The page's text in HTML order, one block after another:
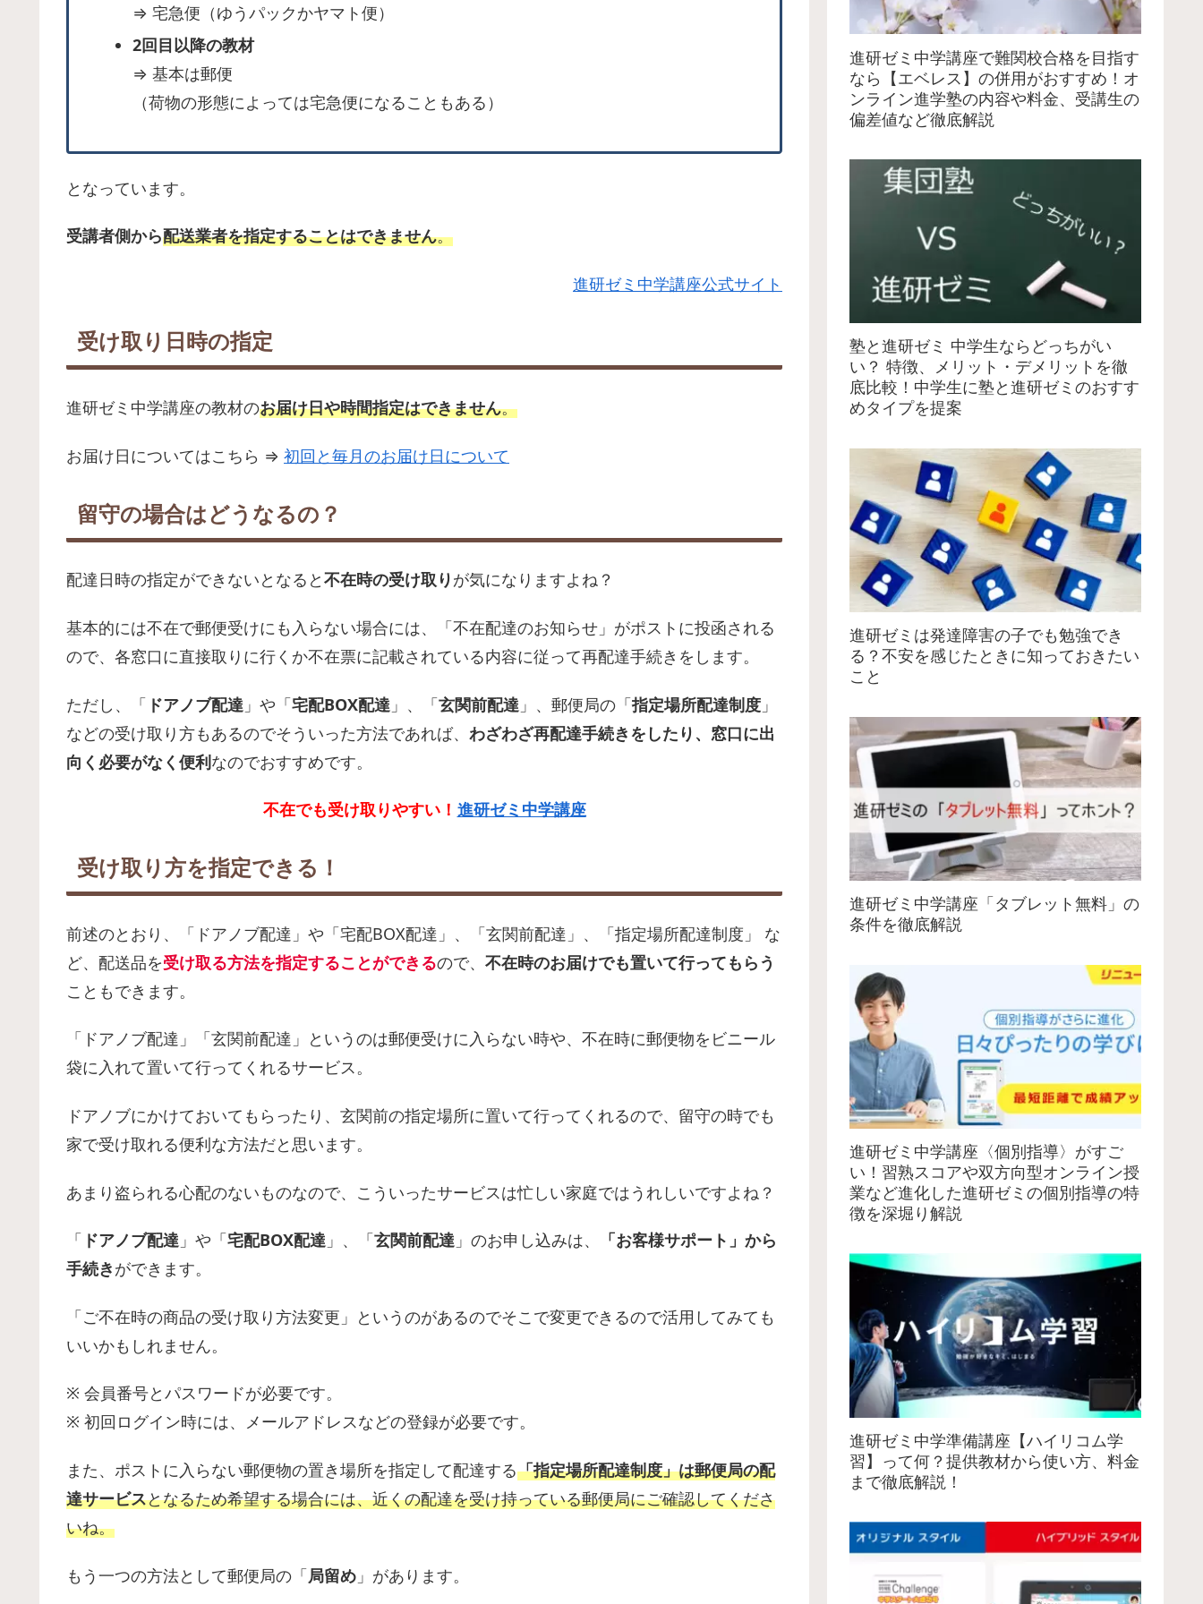
⇒ 宅急便（ゆうパックかヤマト便）
2回目以降の教材
⇒ 基本は郵便
（荷物の形態によっては宅急便になることもある）
となっています。
受講者側から配送業者を指定することはできません。
進研ゼミ中学講座公式サイト
受け取り日時の指定
進研ゼミ中学講座の教材のお届け日や時間指定はできません。
お届け日についてはこちら ⇒ 初回と毎月のお届け日について
留守の場合はどうなるの？
配達日時の指定ができないとなると不在時の受け取りが気になりますよね？
基本的には不在で郵便受けにも入らない場合には、「不在配達のお知らせ」がポストに投函される
ので、各窓口に直接取りに行くか不在票に記載されている内容に従って再配達手続きをします。
ただし、「 ドアノブ配達 」や「宅配BOX配達 」、「玄関前配達 」、郵便局の「指定場所配達制度 」
などの受け取り方もあるのでそういった方法であれば、 わざわざ再配達手続きをしたり、窓口に出
向く必要がなく便利なのでおすすめです。
不在でも受け取りやすい！ 進研ゼミ中学講座
受け取り方を指定できる！
前述のとおり、「ドアノブ配達」や「宅配BOX配達」、「玄関前配達」、「指定場所配達制度」 な
ど、配送品を受け取る方法を指定することができるので、 不在時のお届けでも置いて行ってもらう
こともできます。
「ドアノブ配達」「玄関前配達」というのは郵便受けに入らない時や、不在時に郵便物をビニール
袋に入れて置いて行ってくれるサービス。
ドアノブにかけておいてもらったり、玄関前の指定場所に置いて行ってくれるので、留守の時でも
家で受け取れる便利な方法だと思います。
あまり盗られる心配のないものなので、こういったサービスは忙しい家庭ではうれしいですよね？
「 ドアノブ配達 」や「宅配BOX配達 」、「玄関前配達 」のお申し込みは、
「お客様サポート」から
手続きができます。
「ご不在時の商品の受け取り方法変更」というのがあるのでそこで変更できるので活用してみても
いいかもしれません。
※ 会員番号とパスワードが必要です。
※ 初回ログイン時には、メールアドレスなどの登録が必要です。
また、ポストに入らない郵便物の置き場所を指定して配達する「指定場所配達制度」は郵便局の配
達サービスとなるため希望する場合には、近くの配達を受け持っている郵便局にご確認してくださ
いね。
もう一つの方法として郵便局の「局留め 」があります。
進研ゼミ中学講座で難関校合格を目指す
なら【エベレス】の併用がおすすめ！オ
ンライン進学塾の内容や料金、受講生の
偏差値など徹底解説
塾と進研ゼミ 中学生ならどっちがい
い？ 特徴、メリット・デメリットを徹
底比較！中学生に塾と進研ゼミのおすす
めタイプを提案
進研ゼミは発達障害の子でも勉強でき
る？不安を感じたときに知っておきたい
こと
進研ゼミ中学講座「タブレット無料」の
条件を徹底解説
進研ゼミ中学講座〈個別指導〉がすご
い！習熟スコアや双方向型オンライン授
業など進化した進研ゼミの個別指導の特
徴を深堀り解説
進研ゼミ中学準備講座【ハイリコム学
習】って何？提供教材から使い方、料金
まで徹底解説！